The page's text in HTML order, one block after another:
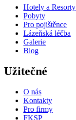
Hotely a Resorty
Pobyty
Pro pojištěnce
Lázeňská léčba
Galerie
Blog
Užitečné
O nás
Kontakty
Pro firmy
FKSP